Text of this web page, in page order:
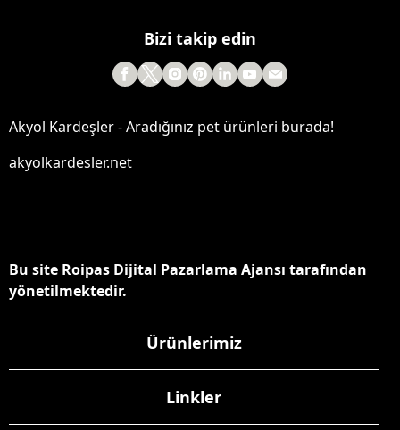
Bizi takip edin
Akyol Kardeşler - Aradığınız pet ürünleri burada!
akyolkardesler.net
Bu site Roipas Dijital Pazarlama Ajansı tarafından
yönetilmektedir.
Ürünlerimiz
Linkler